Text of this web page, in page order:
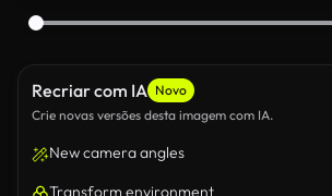
Recriar com IA Novo
Crie novas versões desta imagem com IA.
New camera angles
Transform environment